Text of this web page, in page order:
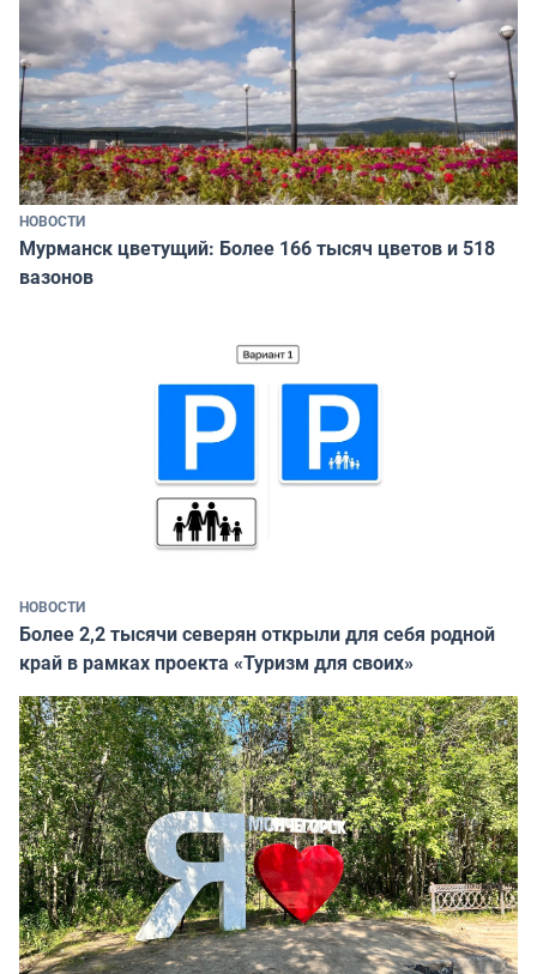
НОВОСТИ
Мурманск цветущий: Более 166 тысяч цветов и 518
вазонов
НОВОСТИ
Более 2,2 тысячи северян открыли для себя родной
край в рамках проекта «Туризм для своих»